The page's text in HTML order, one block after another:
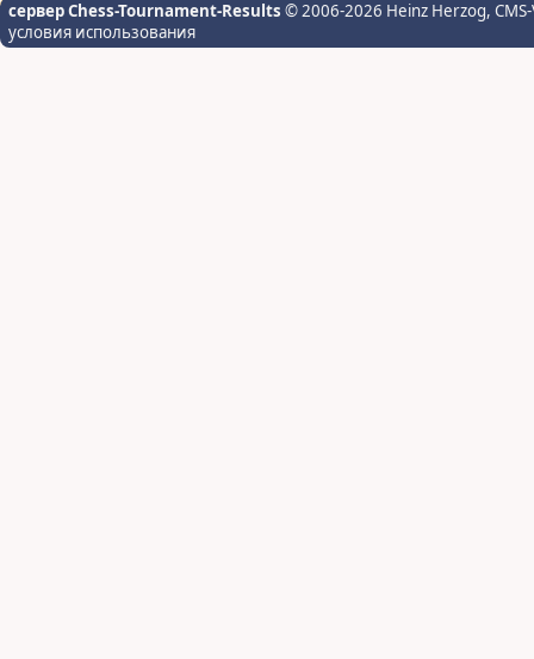
сервер Chess-Tournament-Results © 2006-2026 Heinz Herzog,
условия использования